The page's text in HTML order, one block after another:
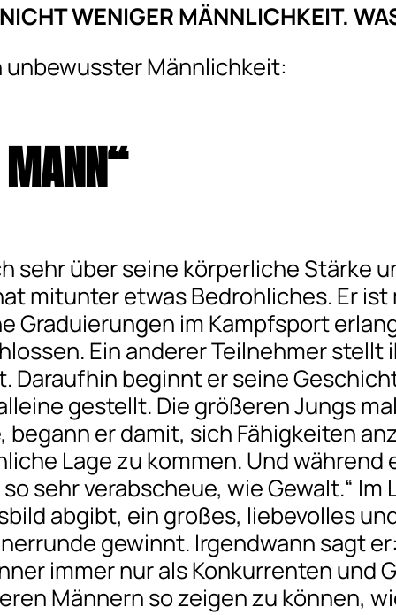
WENIGER MÄNNLICHKEIT.
Männlichkeit:
MANN“
sehr über seine körperliche Stärke
mitunter etwas Bedrohliches. Er
Graduierungen im Kampfsport
Ein anderer Teilnehmer
beginnt er seine
gestellt. Die größeren Jungs
er damit, sich Fähigkeiten
Lage zu kommen. Und
sehr verabscheue, wie Gewalt.“
abgibt, ein großes, liebevolles
gewinnt. Irgendwann sagt
immer nur als Konkurrenten
Männern so zeigen zu können,